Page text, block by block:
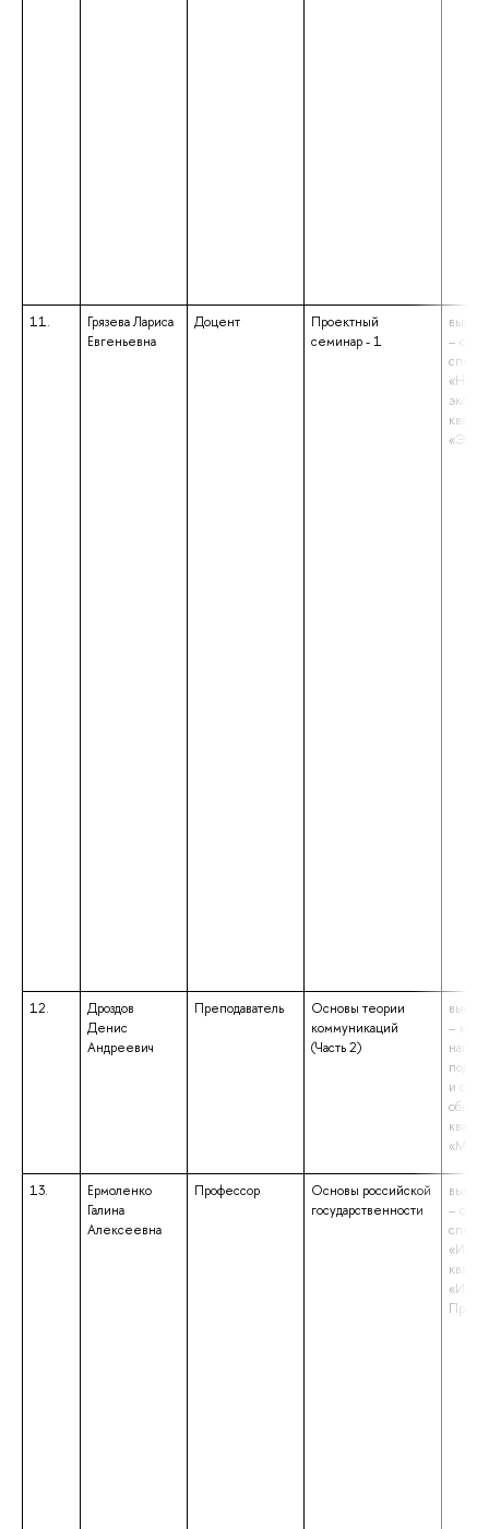
11.
Грязева Лариса
Евгеньевна
Доцент
Проектный
семинар - 1
–
12.
Дроздов
Денис
Андреевич
Преподаватель
Основы теории
коммуникаций
(Часть 2)
–
и
13.
Ермоленко
Галина
Алексеевна
Профессор
Основы российской
государственности
–